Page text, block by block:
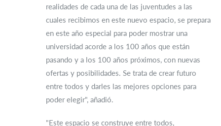
realidades de cada una de las juventudes a las
cuales recibimos en este nuevo espacio, se prepara
en este año especial para poder mostrar una
universidad acorde a los 100 años que están
pasando y a los 100 años próximos, con nuevas
ofertas y posibilidades. Se trata de crear futuro
entre todos y darles las mejores opciones para
poder elegir", añadió.
"Este espacio se construye entre todos,